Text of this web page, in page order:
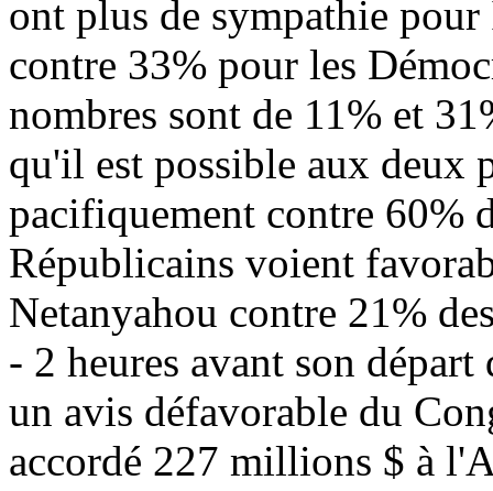
ont plus de sympathie
contre 33% pour les
nombres sont de 11% et
qu'il est possible aux deux
pacifiquement contre 60%
Républicains voient
Netanyahou contre 21%
- 2 heures avant son
un avis défavorable du
accordé 227 millions $ à